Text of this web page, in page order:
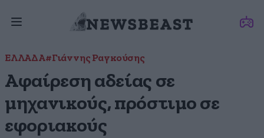
ΕΛΛΑΔΑ#Γιάννης Ραγκούσης
Αφαίρεση αδείας σε
μηχανικούς, πρόστιμο σε
εφοριακούς